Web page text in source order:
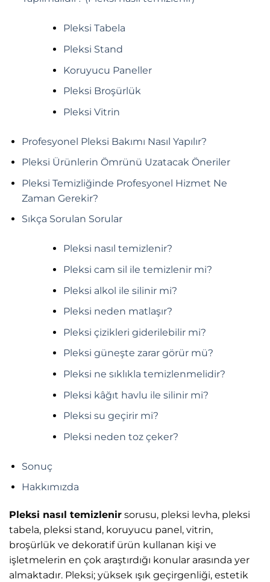
Pleksi Tabela
Pleksi Stand
Koruyucu Paneller
Pleksi Broşürlük
Pleksi Vitrin
Profesyonel Pleksi Bakımı Nasıl Yapılır?
Pleksi Ürünlerin Ömrünü Uzatacak Öneriler
Pleksi Temizliğinde Profesyonel Hizmet Ne
Zaman Gerekir?
Sıkça Sorulan Sorular
Pleksi nasıl temizlenir?
Pleksi cam sil ile temizlenir mi?
Pleksi alkol ile silinir mi?
Pleksi neden matlaşır?
Pleksi çizikleri giderilebilir mi?
Pleksi güneşte zarar görür mü?
Pleksi ne sıklıkla temizlenmelidir?
Pleksi kâğıt havlu ile silinir mi?
Pleksi su geçirir mi?
Pleksi neden toz çeker?
Sonuç
Hakkımızda
Pleksi nasıl temizlenir sorusu, pleksi levha, pleksi
tabela, pleksi stand, koruyucu panel, vitrin,
broşürlük ve dekoratif ürün kullanan kişi ve
işletmelerin en çok araştırdığı konular arasında yer
almaktadır. Pleksi; yüksek ışık geçirgenliği, estetik